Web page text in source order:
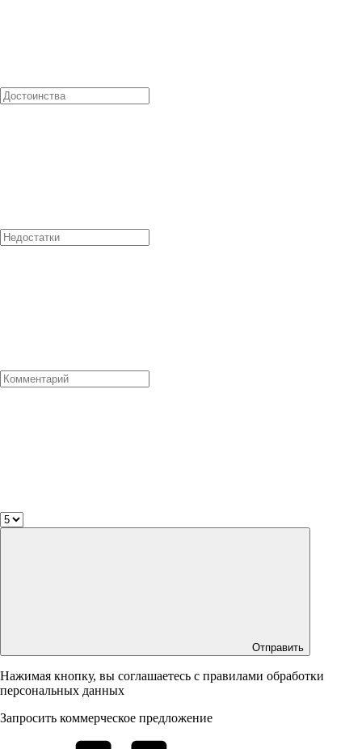
Отправить
Нажимая кнопку, вы соглашаетесь с правилами обработки
персональных данных
Запросить коммерческое предложение